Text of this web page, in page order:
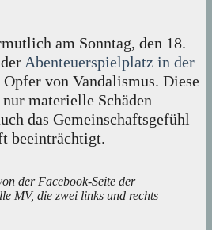
am Sonntag, den 18.
Abenteuerspielplatz in der
Opfer von Vandalismus. Diese
materielle Schäden
das Gemeinschaftsgefühl
beeinträchtigt.
der Facebook-Seite der
MV, die zwei links und rechts